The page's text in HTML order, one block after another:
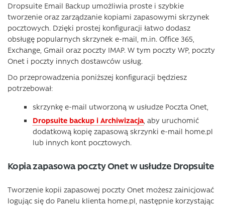
Dropsuite Email Backup umożliwia proste i szybkie
tworzenie oraz zarządzanie kopiami zapasowymi skrzynek
pocztowych. Dzięki prostej konfiguracji łatwo dodasz
obsługę popularnych skrzynek e-mail, m.in. Office 365,
Exchange, Gmail oraz poczty IMAP. W tym poczty WP, poczty
Onet i poczty innych dostawców usług.
Do przeprowadzenia poniższej konfiguracji będziesz
potrzebował:
skrzynkę e-mail utworzoną w usłudze Poczta Onet,
Dropsuite backup i Archiwizacja, aby uruchomić
dodatkową kopię zapasową skrzynki e-mail home.pl
lub innych kont pocztowych.
Kopia zapasowa poczty Onet w usłudze Dropsuite
Tworzenie kopii zapasowej poczty Onet możesz zainicjować
logując się do Panelu klienta home.pl, następnie korzystając